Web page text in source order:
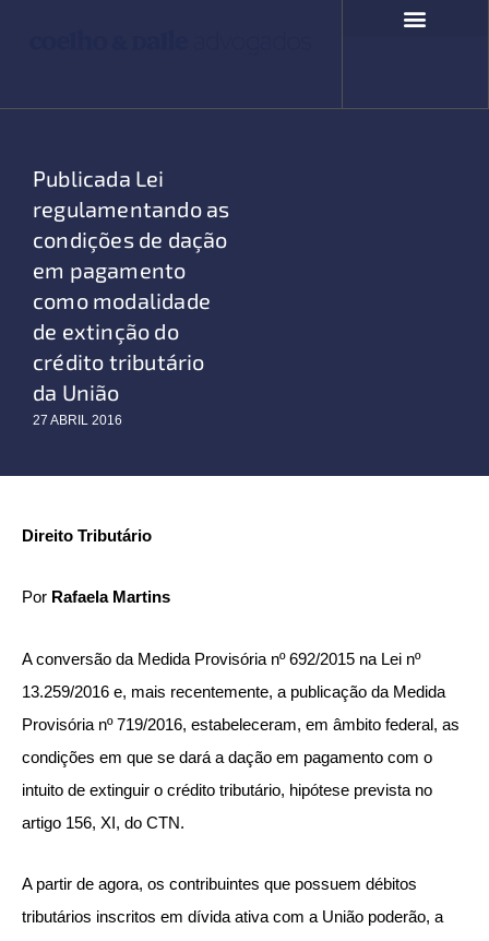
Publicada Lei
regulamentando as
condições de dação
em pagamento
como modalidade
de extinção do
crédito tributário
da União
27 ABRIL 2016
Direito Tributário
Por Rafaela Martins
A conversão da Medida Provisória nº 692/2015 na Lei nº
13.259/2016 e, mais recentemente, a publicação da Medida
Provisória nº 719/2016, estabeleceram, em âmbito federal, as
condições em que se dará a dação em pagamento com o
intuito de extinguir o crédito tributário, hipótese prevista no
artigo 156, XI, do CTN.
A partir de agora, os contribuintes que possuem débitos
tributários inscritos em dívida ativa com a União poderão, a